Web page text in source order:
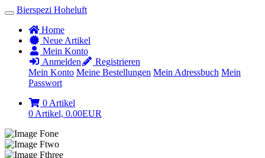
Bierspezi Hoheluft
Home
Neue Artikel
Mein Konto
Anmelden
Registrieren
Mein Konto Meine Bestellungen Mein Adressbuch Mein
Passwort
0 Artikel
0 Artikel, 0.00EUR